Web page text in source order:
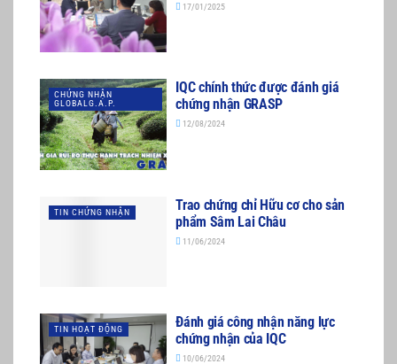
17/01/2025
CHỨNG NHẬN
GLOBALG.A.P.
IQC chính thức được đánh giá
chứng nhận GRASP
12/08/2024
TIN CHỨNG NHẬN
Trao chứng chỉ Hữu cơ cho sản
phẩm Sâm Lai Châu
11/06/2024
TIN HOẠT ĐỘNG
Đánh giá công nhận năng lực
chứng nhận của IQC
10/06/2024